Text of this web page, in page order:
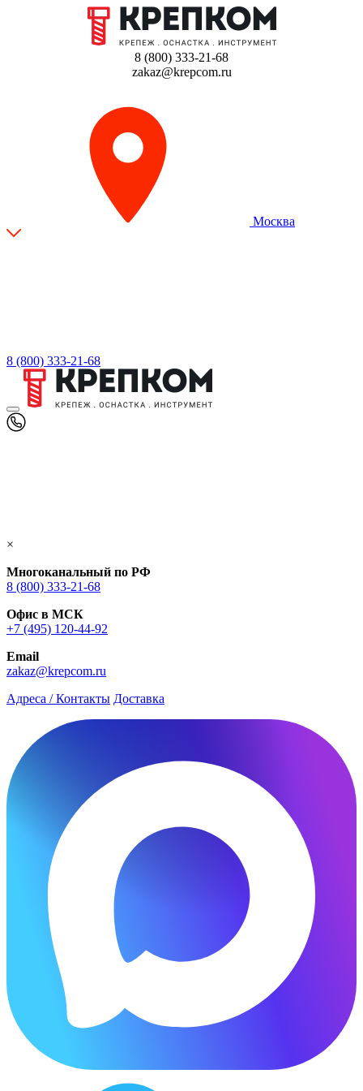
8 (800) 333-21-68
zakaz@krepcom.ru
Москва
8 (800) 333-21-68
×
Многоканальный по РФ
8 (800) 333‑21-68
Офис в МСК
+7 (495) 120-44-92
Email
zakaz@krepcom.ru
Адреса / Контакты Доставка